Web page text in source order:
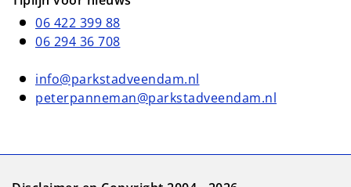
06 422 399 88
06 294 36 708
info@parkstadveendam.nl
peterpanneman@parkstadveendam.nl